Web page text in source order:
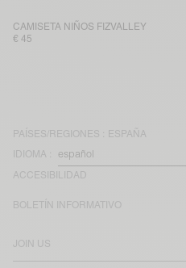
CAMISETA NIÑOS FIZVALLEY
€ 45
PAÍSES/REGIONES : ESPAÑA
IDIOMA :
ACCESIBILIDAD
JOIN US
BOLETÍN INFORMATIVO